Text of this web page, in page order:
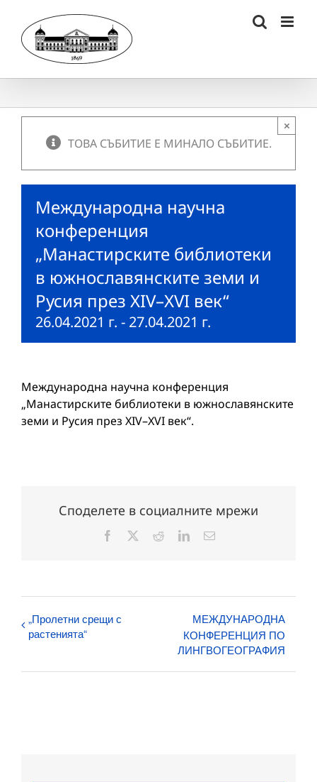
content
ТОВА СЪБИТИЕ Е МИНАЛО СЪБИТИЕ.
×
Международна научна
конференция
„Манастирските библиотеки
в южнославянските земи и
Русия през XIV–XVI век“
26.04.2021 г. - 27.04.2021 г.
Международна научна конференция
„Манастирските библиотеки в южнославянските
земи и Русия през XIV–XVI век“.
Споделете в социалните мрежи
Facebook RedditLinkedInЕлектронна
„Пролетни срещи с
растенията“
МЕЖДУНАРОДНА
КОНФЕРЕНЦИЯ ПО
ЛИНГВОГЕОГРАФИЯ